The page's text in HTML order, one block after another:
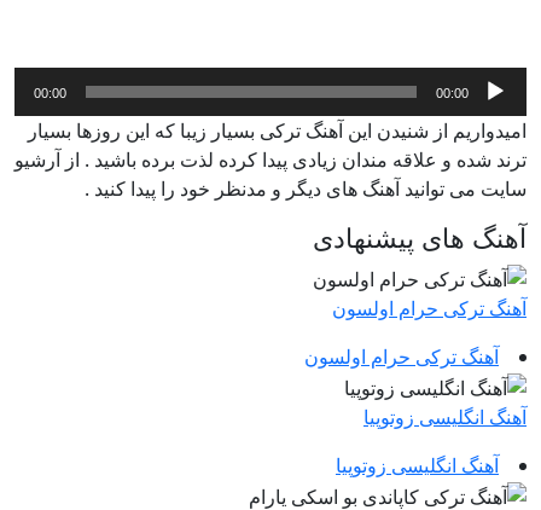
پخش‌کننده
صوت
00:00
00:00
امیدواریم از شنیدن این آهنگ ترکی بسیار زیبا که این روزها بسیار
ترند شده و علاقه مندان زیادی پیدا کرده لذت برده باشید . از آرشیو
سایت می توانید آهنگ های دیگر و مدنظر خود را پیدا کنید .
آهنگ های پیشنهادی
آهنگ ترکی حرام اولسون
آهنگ ترکی حرام اولسون
آهنگ انگلیسی زوتوپیا
آهنگ انگلیسی زوتوپیا